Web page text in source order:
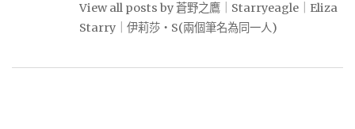
View all posts by 蒼野之鷹｜Starryeagle｜Eliza
Starry｜伊莉莎・S(兩個筆名為同一人)